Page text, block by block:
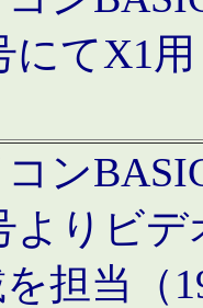
にてX1
ン
よりビ
担当（